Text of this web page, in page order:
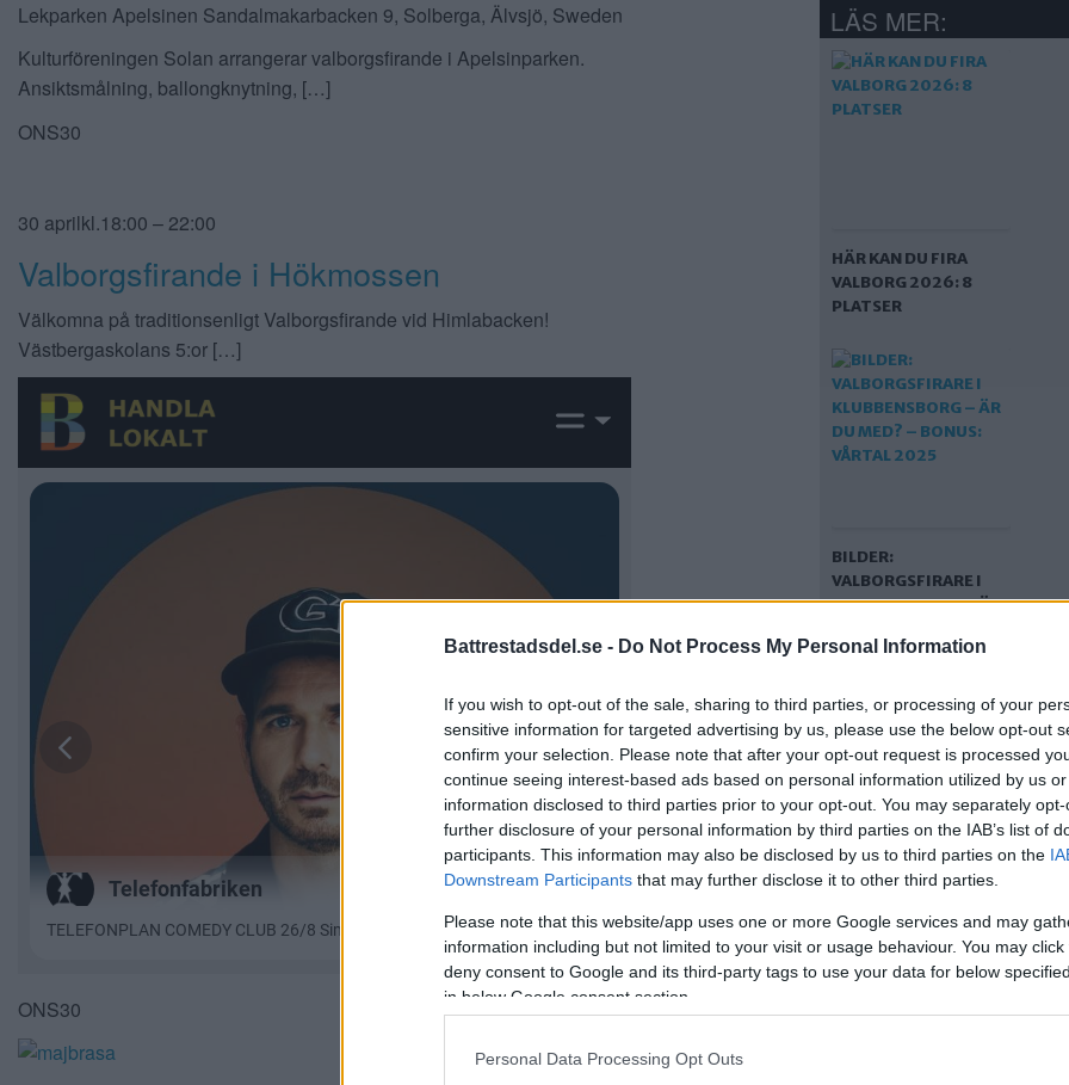
Battrestadsdel.se - Do Not Process My Personal Information
If you wish to opt-out of the sale, sharing to third parties, or processing of your
sensitive information for targeted advertising by us, please use the below opt-out
confirm your selection. Please note that after your opt-out request is processed
continue seeing interest-based ads based on personal information utilized by us
information disclosed to third parties prior to your opt-out. You may separately
further disclosure of your personal information by third parties on the IAB’s list of
participants. This information may also be disclosed by us to third parties on the
Downstream Participants that may further disclose it to other third parties.
Please note that this website/app uses one or more Google services and may
information including but not limited to your visit or usage behaviour. You may
deny consent to Google and its third-party tags to use your data for below
in below Google consent section.
Personal Data Processing Opt Outs
Lekparken Apelsinen Sandalmakarbacken 9, Solberga, Älvsjö, Sweden
Kulturföreningen Solan arrangerar valborgsfirande i Apelsinparken.
Ansiktsmålning, ballongknytning, […]
ONS30
30 aprilkl.18:00 – 22:00
Valborgsfirande i Hökmossen
Välkomna på traditionsenligt Valborgsfirande vid Himlabacken!
Västbergaskolans 5:or […]
ONS30
LÄS MER:
HÄR KAN DU FIRA
VALBORG 2026: 8
PLATSER
BILDER:
VALBORGSFIRARE I
KLUBBENSBORG – ÄR
VÅRTAL 2025
HÄGERSTEN-ÄLVSJÖ